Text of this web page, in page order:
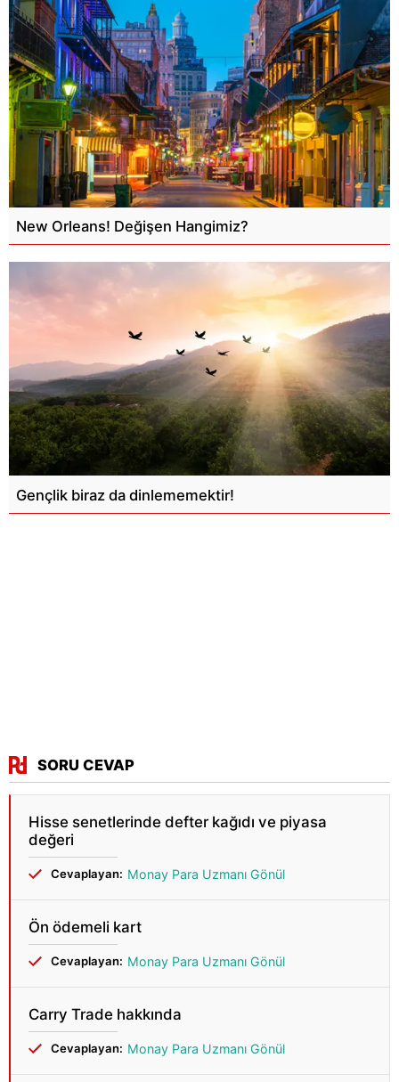
New Orleans! Değişen Hangimiz?
Gençlik biraz da dinlememektir!
SORU CEVAP
Hisse senetlerinde defter kağıdı ve piyasa
değeri
Cevaplayan: Monay Para Uzmanı Gönül
Ön ödemeli kart
Cevaplayan: Monay Para Uzmanı Gönül
Carry Trade hakkında
Cevaplayan: Monay Para Uzmanı Gönül